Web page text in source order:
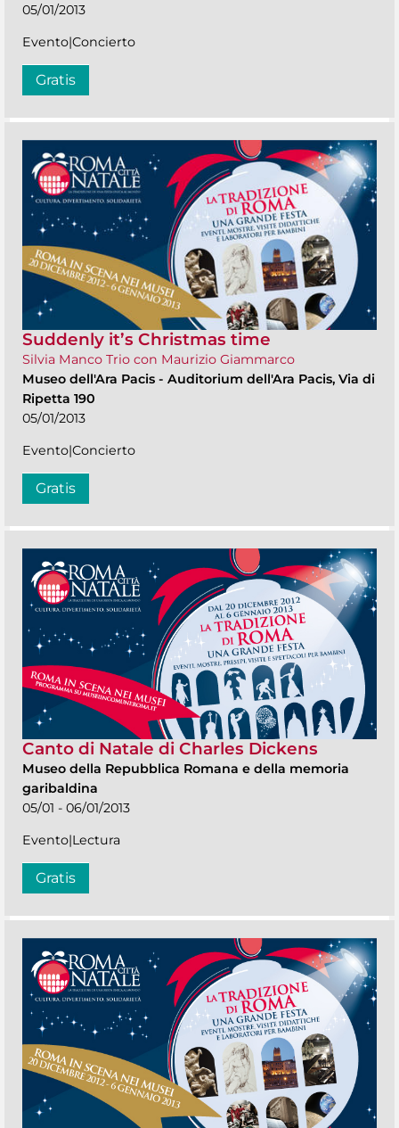
05/01/2013
Evento|Concierto
Gratis
Suddenly it’s Christmas time
Silvia Manco Trio con Maurizio Giammarco
Museo dell'Ara Pacis - Auditorium dell'Ara Pacis, Via di
Ripetta 190
05/01/2013
Evento|Concierto
Gratis
Canto di Natale di Charles Dickens
Museo della Repubblica Romana e della memoria
garibaldina
05/01 - 06/01/2013
Evento|Lectura
Gratis